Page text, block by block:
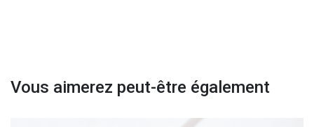
Vous aimerez peut-être également